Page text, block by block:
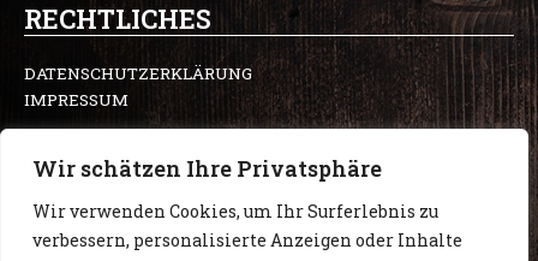
Wir schätzen Ihre Privatsphäre
Wir verwenden Cookies, um Ihr Surferlebnis zu
verbessern, personalisierte Anzeigen oder Inhalte
RECHTLICHES
DATENSCHUTZERKLÄRUNG
IMPRESSUM
COPYRIGHT 2024 – KLEINER HOFLADEN ©